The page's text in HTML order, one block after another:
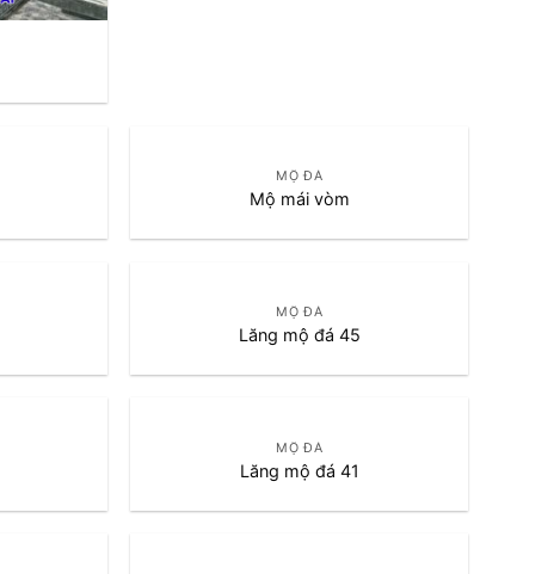
MỘ ĐÁ
Mộ mái vòm
MỘ ĐÁ
Lăng mộ đá 45
MỘ ĐÁ
Lăng mộ đá 41